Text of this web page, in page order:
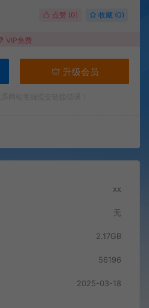
点赞 (0) 收藏 (0)
VIP免费
升级会员
xx
无
2.17GB
56196
2025-03-18